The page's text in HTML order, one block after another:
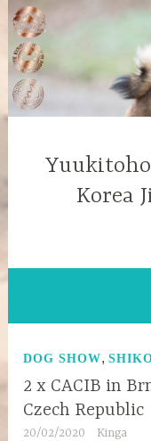
Korea
DOG SHOW,
2 x CACIB in
Czech Republic
20/02/2020 Kinga